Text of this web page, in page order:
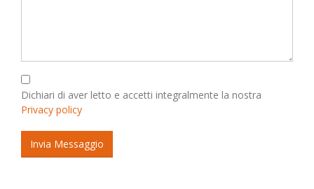
Dichiari di aver letto e accetti integralmente la nostra
Privacy policy